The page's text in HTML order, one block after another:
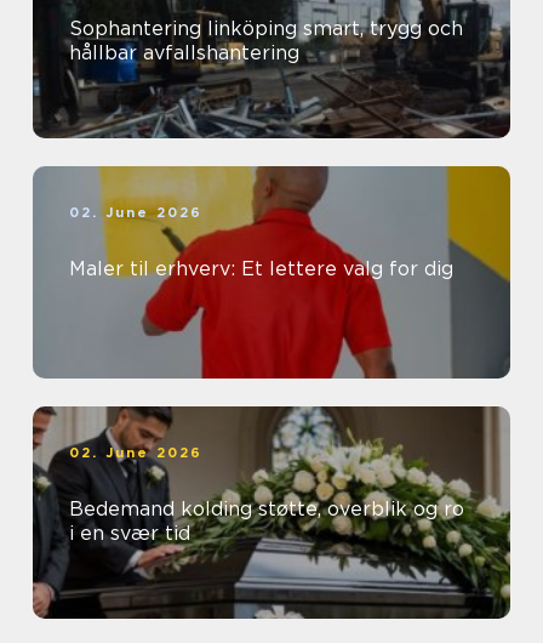
Sophantering linköping smart, trygg och
hållbar avfallshantering
02. June 2026
Maler til erhverv: Et lettere valg for dig
02. June 2026
Bedemand kolding støtte, overblik og ro
i en svær tid